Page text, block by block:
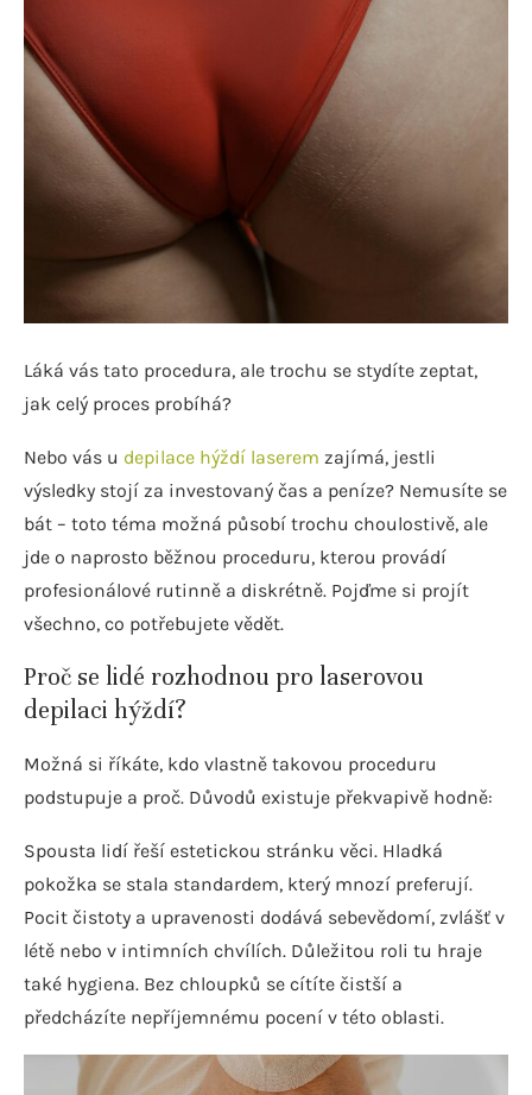
Láká vás tato procedura, ale trochu se stydíte zeptat,
jak celý proces probíhá?
Nebo vás u depilace hýždí laserem zajímá, jestli
výsledky stojí za investovaný čas a peníze? Nemusíte se
bát – toto téma možná působí trochu choulostivě, ale
jde o naprosto běžnou proceduru, kterou provádí
profesionálové rutinně a diskrétně. Pojďme si projít
všechno, co potřebujete vědět.
Proč se lidé rozhodnou pro laserovou
depilaci hýždí?
Možná si říkáte, kdo vlastně takovou proceduru
podstupuje a proč. Důvodů existuje překvapivě hodně:
Spousta lidí řeší estetickou stránku věci. Hladká
pokožka se stala standardem, který mnozí preferují.
Pocit čistoty a upravenosti dodává sebevědomí, zvlášť v
létě nebo v intimních chvílích. Důležitou roli tu hraje
také hygiena. Bez chloupků se cítíte čistší a
předcházíte nepříjemnému pocení v této oblasti.